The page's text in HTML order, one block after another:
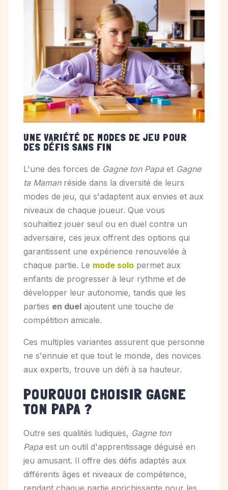
UNE VARIÉTÉ DE MODES DE JEU POUR
DES DÉFIS SANS FIN
L'une des forces de Gagne ton Papaet Gagne
ta Mamanréside dans la diversité de leurs
modes de jeu, qui s'adaptent aux envies et aux
niveaux de chaque joueur. Que vous
souhaitiez jouer seul ou en duel contre un
adversaire, ces jeux offrent des options qui
garantissent une expérience renouvelée à
chaque partie. Le mode solo permet aux
enfants de progresser à leur rythme et de
développer leur autonomie, tandis que les
parties en duel ajoutent une touche de
compétition amicale.
Ces multiples variantes assurent que personne
ne s'ennuie et que tout le monde, des novices
aux experts, trouve un défi à sa hauteur.
POURQUOI CHOISIR GAGNE
TON PAPA ?
Outre ses qualités ludiques, Gagne ton
Papaest un outil d'apprentissage déguisé en
jeu amusant. Il offre des défis adaptés aux
différents âges et niveaux de compétence,
rendant chaque partie enrichissante pour les